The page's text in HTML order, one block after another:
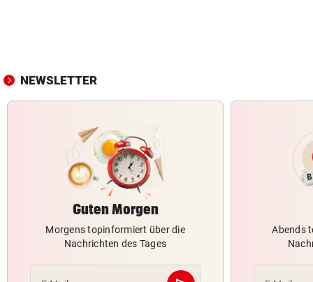
NEWSLETTER
Guten Morgen
Morgens topinformiert über die
Nachrichten des Tages
Abends